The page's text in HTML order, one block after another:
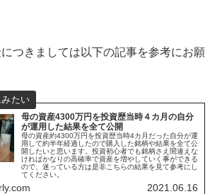
つきましては以下の記事を参考にお願
母の資産4300万円を投資歴当時４カ月の自分
が運用した結果を全て公開
母の資産約4300万円を投資歴当時4カ月だった自分が運
用して約半年経過したので購入した銘柄や結果を全て公
開したいと思います。投資初心者でも銘柄さえ間違えな
ければかなりの高確率で資産を増やしていく事ができる
ので、迷っている方は是非こちらの結果を見て参考にし
てください。
2021.06.16